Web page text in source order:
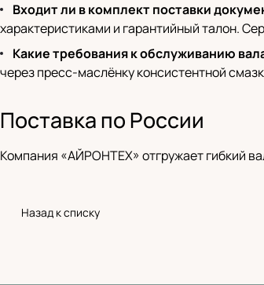
Входит ли в комплект поставки
характеристиками и гарантийный талон.
Какие требования к обслуживанию
через пресс-маслёнку консистентной
Поставка по России
Компания «АЙРОНТЕХ» отгружает гибкий
Назад к списку